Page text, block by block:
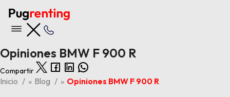
Opiniones BMW F 900 R
Nuestras ofertas
Compartir
Inicio » Blog » Opiniones BMW F 900 R